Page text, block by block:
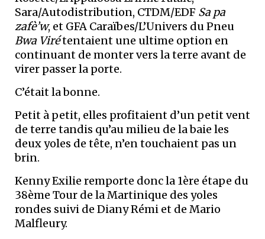
Sara/Autodistribution, CTDM/EDF Sa pa
zafè’w, et GFA Caraïbes/L’Univers du Pneu
Bwa Virétentaient une ultime option en
continuant de monter vers la terre avant de
virer passer la porte.
C’était la bonne.
Petit à petit, elles profitaient d’un petit vent
de terre tandis qu’au milieu de la baie les
deux yoles de tête, n’en touchaient pas un
brin.
Kenny Exilie remporte donc la 1ère étape du
38ème Tour de la Martinique des yoles
rondes suivi de Diany Rémi et de Mario
Malfleury.